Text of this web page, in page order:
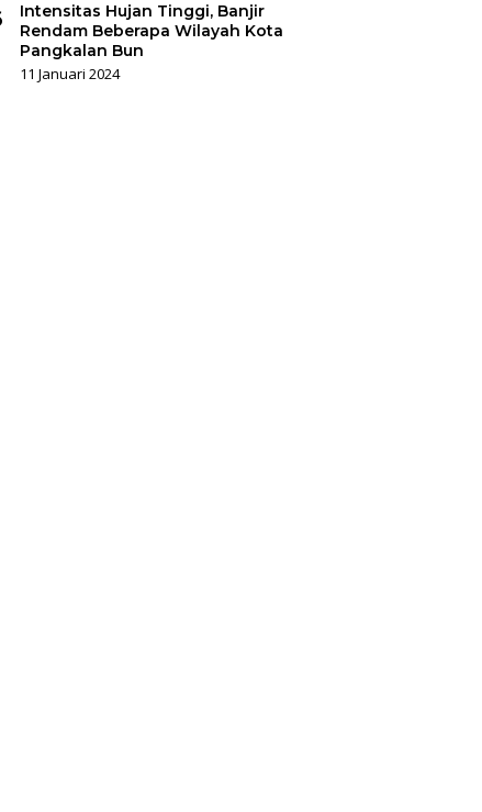
Intensitas Hujan Tinggi, Banjir
Rendam Beberapa Wilayah Kota
Pangkalan Bun
11 Januari 2024